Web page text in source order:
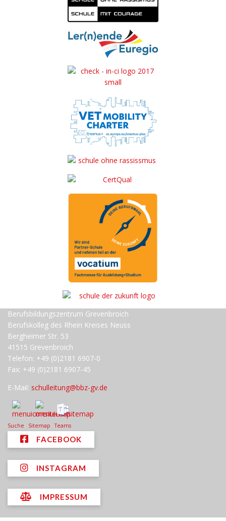
Berufsbildungszentrum Grevenbroich
Berufskolleg des Rhein Kreises Neuss
Bergheimer Str. 53
41515 Grevenbroich
Telefon: +49 (0)2181 6907-0
Fax: +49 (0)2181 6907-45
E-Mail: schulleitung@bbz-gv.de
Suche Sitemap Teams
FACEBOOK
INSTAGRAM
IMPRESSUM